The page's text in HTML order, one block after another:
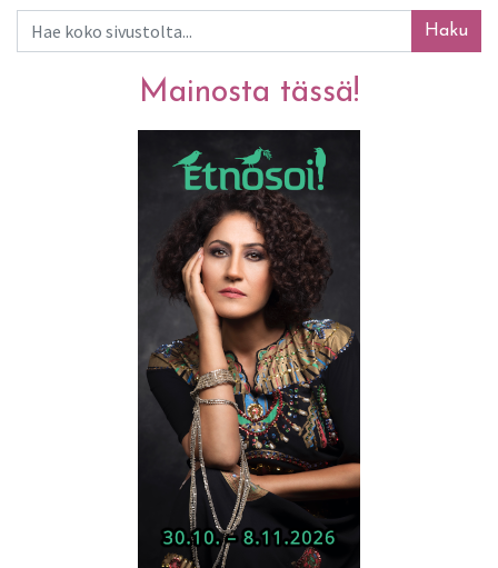
Haku
Mainosta tässä!